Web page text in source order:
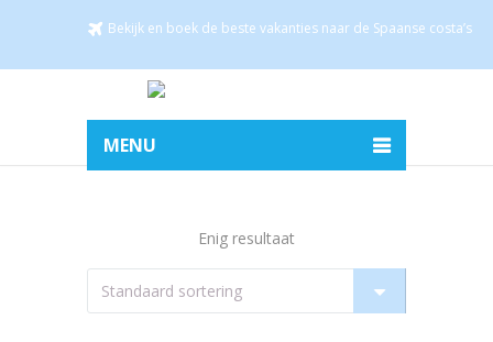
Bekijk en boek de beste vakanties naar de Spaanse costa’s
MENU
Enig resultaat